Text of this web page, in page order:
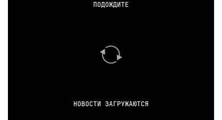
ПОДОЖДИТЕ
НОВОСТИ ЗАГРУЖАЮТСЯ